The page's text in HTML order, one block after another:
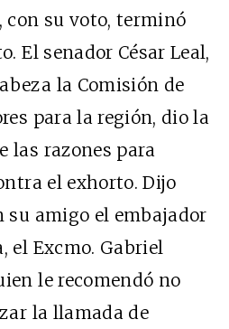
con su voto, terminó
El senador César Leal,
la Comisión de
para la región, dio la
las razones para
el exhorto. Dijo
su amigo el embajador
el Excmo. Gabriel
le recomendó no
la llamada de